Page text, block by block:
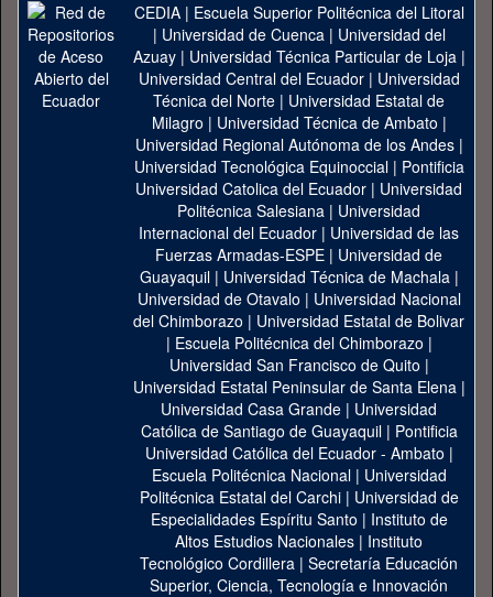
CEDIA| Escuela Superior Politécnica del Litoral
| Universidad de Cuenca| Universidad del
Azuay| Universidad Técnica Particular de Loja|
Universidad Central del Ecuador| Universidad
Técnica del Norte | Universidad Estatal de
Milagro | Universidad Técnica de Ambato |
Universidad Regional Autónoma de los Andes|
Universidad Tecnológica Equinoccial| Pontificia
Universidad Catolica del Ecuador | Universidad
Politécnica Salesiana | Universidad
Internacional del Ecuador | Universidad de las
Fuerzas Armadas-ESPE | Universidad de
Guayaquil| Universidad Técnica de Machala|
Universidad de Otavalo | Universidad Nacional
del Chimborazo | Universidad Estatal de Bolivar
| Escuela Politécnica del Chimborazo |
Universidad San Francisco de Quito |
Universidad Estatal Peninsular de Santa Elena|
Universidad Casa Grande | Universidad
Católica de Santiago de Guayaquil| Pontificia
Universidad Católica del Ecuador - Ambato |
Escuela Politécnica Nacional| Universidad
Politécnica Estatal del Carchi| Universidad de
Especialidades Espíritu Santo | Instituto de
Altos Estudios Nacionales | Instituto
Tecnológico Cordillera | Secretaría Educación
Superior, Ciencia, Tecnología e Innovación